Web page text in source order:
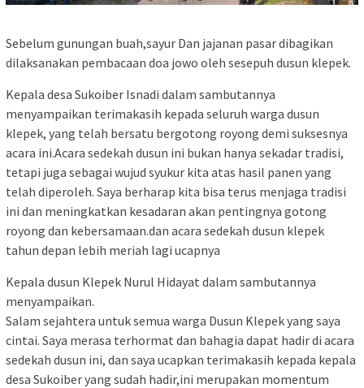
Sebelum gunungan buah,sayur Dan jajanan pasar dibagikan
dilaksanakan pembacaan doa jowo oleh sesepuh dusun klepek.
Kepala desa Sukoiber Isnadi dalam sambutannya
menyampaikan terimakasih kepada seluruh warga dusun
klepek, yang telah bersatu bergotong royong demi suksesnya
acara ini.Acara sedekah dusun ini bukan hanya sekadar tradisi,
tetapi juga sebagai wujud syukur kita atas hasil panen yang
telah diperoleh. Saya berharap kita bisa terus menjaga tradisi
ini dan meningkatkan kesadaran akan pentingnya gotong
royong dan kebersamaan.dan acara sedekah dusun klepek
tahun depan lebih meriah lagi ucapnya
Kepala dusun Klepek Nurul Hidayat dalam sambutannya
menyampaikan.
Salam sejahtera untuk semua warga Dusun Klepek yang saya
cintai. Saya merasa terhormat dan bahagia dapat hadir di acara
sedekah dusun ini, dan saya ucapkan terimakasih kepada kepala
desa Sukoiber yang sudah hadir,ini merupakan momentum